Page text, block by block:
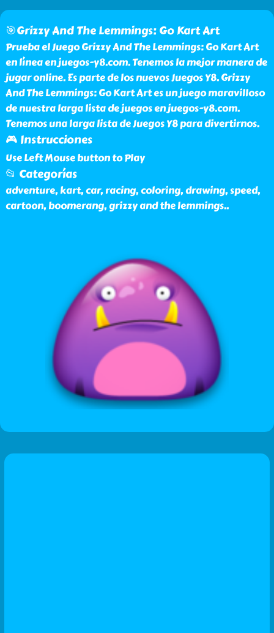
🎯Grizzy And The Lemmings: Go Kart Art
Prueba el Juego Grizzy And The Lemmings: Go Kart Art
en línea en juegos-y8.com. Tenemos la mejor manera de
jugar online. Es parte de los nuevos Juegos Y8. Grizzy
And The Lemmings: Go Kart Art es un juego maravilloso
de nuestra larga lista de juegos en juegos-y8.com.
Tenemos una larga lista de Juegos Y8 para divertirnos.
🎮 Instrucciones
Use Left Mouse button to Play
📂 Categorías
adventure, kart, car, racing, coloring, drawing, speed,
cartoon, boomerang, grizzy and the lemmings..